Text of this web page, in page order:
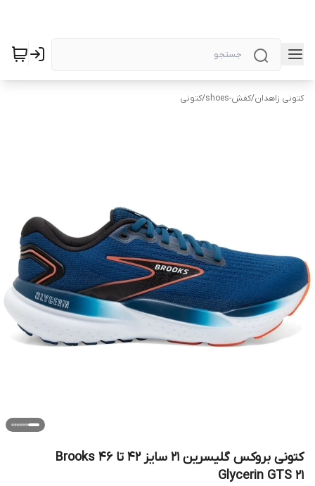
کتونی زاهدان/کفش-shoes /کتونی
کتونی بروکس گلیسرین 21 سایز ۴۲ تا ۴۶ Brooks
Glycerin GTS 21